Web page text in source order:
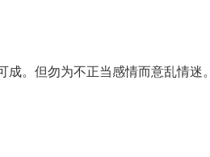
。但勿为不正当感情而意乱情迷。